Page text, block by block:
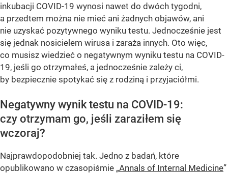
inkubacji COVID-19 wynosi nawet do dwóch tygodni,
a przedtem można nie mieć ani żadnych objawów, ani
nie uzyskać pozytywnego wyniku testu. Jednocześnie jest
się jednak nosicielem wirusa i zaraża innych. Oto więc,
co musisz wiedzieć o negatywnym wyniku testu na COVID-
19, jeśli go otrzymałeś, a jednocześnie zależy ci,
by bezpiecznie spotykać się z rodziną i przyjaciółmi.
Negatywny wynik testu na COVID-19:
czy otrzymam go, jeśli zaraziłem się
wczoraj?
Najprawdopodobniej tak. Jedno z badań, które
opublikowano w czasopiśmie „Annals of Internal Medicine”